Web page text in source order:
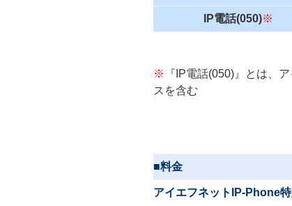
IP電話(050)※
※
『IP電話(050)』とは、
スを含む
■料金
アイエフネットIP-Phone